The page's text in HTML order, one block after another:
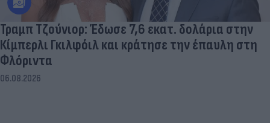
Τραμπ Τζούνιορ: Έδωσε 7,6 εκατ. δολάρια στην
Κίμπερλι Γκιλφόιλ και κράτησε την έπαυλη στη
Φλόριντα
06.08.2026